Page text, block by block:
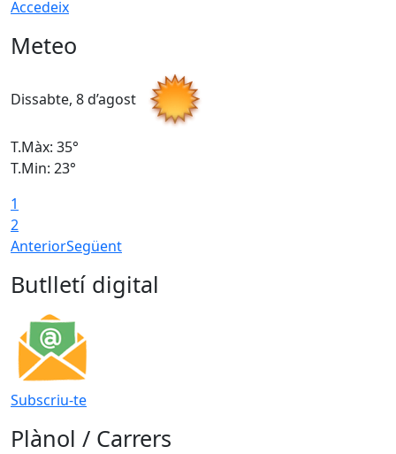
Accedeix
Meteo
Dissabte, 8 d’agost
T.Màx: 35°
T.Min: 23°
1
2
AnteriorSegüent
Butlletí digital
Subscriu-te
Plànol / Carrers